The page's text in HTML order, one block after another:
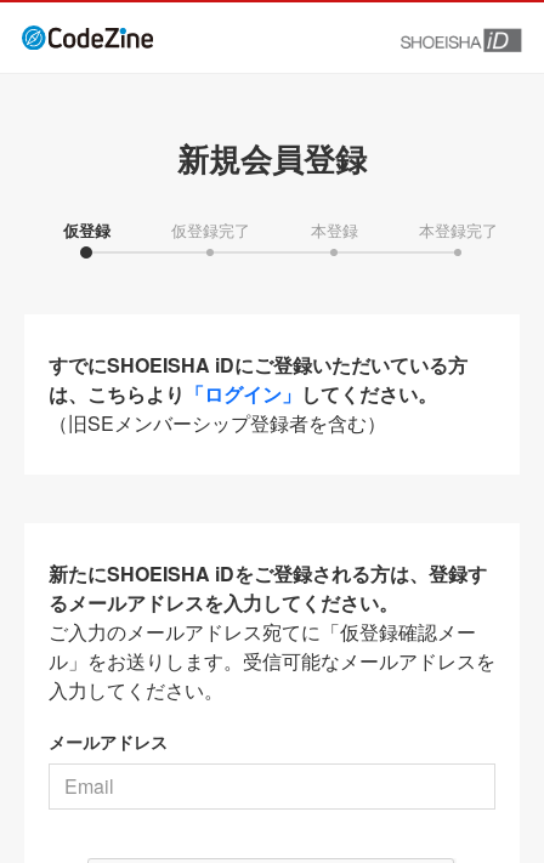
新規会員登録
仮登録 仮登録完了 本登録 本登録完了
すでにSHOEISHA iDにご登録いただいている方
は、こちらより 「ログイン」 してください。
（旧SEメンバーシップ登録者を含む）
新たにSHOEISHA iDをご登録される方は、登録す
るメールアドレスを入力してください。
ご入力のメールアドレス宛てに「仮登録確認メー
ル」をお送りします。受信可能なメールアドレスを
入力してください。
メールアドレス